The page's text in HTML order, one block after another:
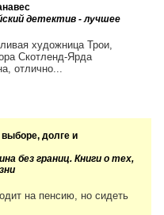
детектив - лучшее
художница Трои,
Скотленд-Ярда
отлично...
долге и
без границ. Книги о тех,
на пенсию, но сидеть